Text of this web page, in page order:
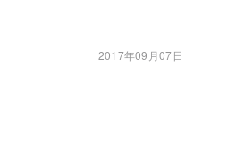
2017年09月07日